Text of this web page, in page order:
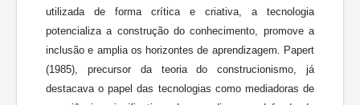
utilizada de forma crítica e criativa, a tecnologia
potencializa a construção do conhecimento, promove a
inclusão e amplia os horizontes de aprendizagem. Papert
(1985), precursor da teoria do construcionismo, já
destacava o papel das tecnologias como mediadoras de